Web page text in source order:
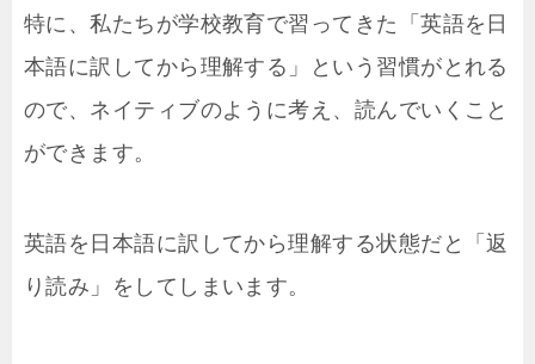
特に、私たちが学校教育で習ってきた「英語を日
本語に訳してから理解する」という習慣がとれる
ので、ネイティブのように考え、読んでいくこと
ができます。
英語を日本語に訳してから理解する状態だと「返
り読み」をしてしまいます。